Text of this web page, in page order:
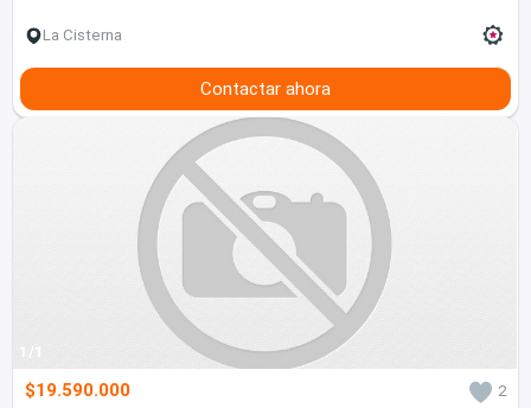
La Cisterna
Contactar ahora
1/1
$19.590.000
2